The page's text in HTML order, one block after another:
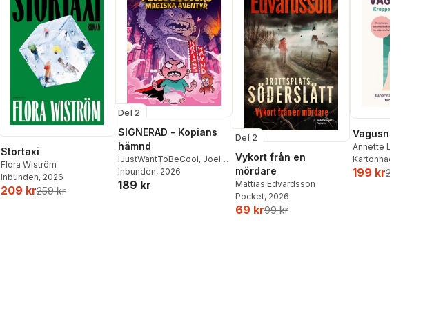
Stortaxi
Flora Wiström
Inbunden, 2026
209 kr259 kr
Del 2
SIGNERAD - Kopians
hämnd
IJustWantToBeCool, Joel
Adolphson,Emil Ejdemo
Beer ,Victor Beer
Inbunden, 2026
189 kr
Del 2
Vykort från en
mördare
Mattias Edvardsson
Pocket, 2026
69 kr99 kr
Vagusnerven
Annette Løno
Kartonnage
199 kr259 kr